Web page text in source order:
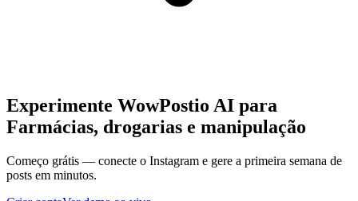
Experimente WowPostio AI para
Farmácias, drogarias e manipulação
Começo grátis — conecte o Instagram e gere a primeira semana de
posts em minutos.